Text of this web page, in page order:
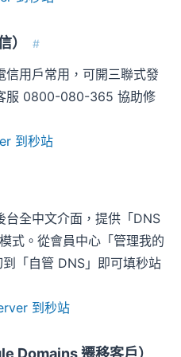
） #
信用戶常用，可開三聯式發
服 0800-080-365 協助修
到秒站
台全中文介面，提供「DNS
式。從會員中心「管理我的
「自管 DNS」即可填秒站
到秒站
Domains 遷移客戶）